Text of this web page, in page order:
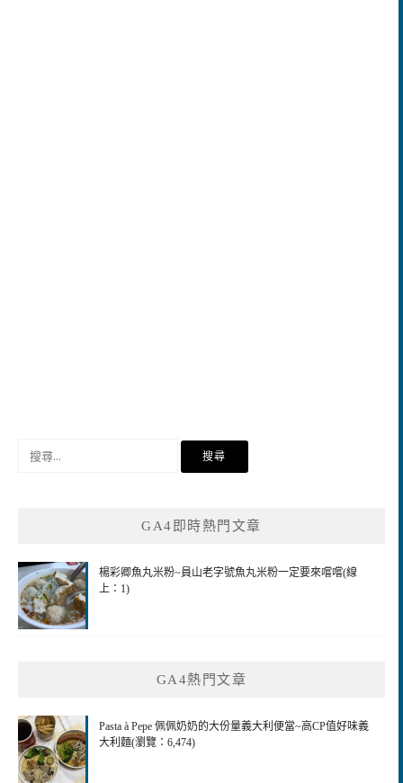
GA4即時熱門文章
楊彩卿魚丸米粉~員山老字號魚丸米粉一定要來嚐嚐(線
上：1)
GA4熱門文章
Pasta à Pepe 佩佩奶奶的大份量義大利便當~高CP值好味義
大利麵(瀏覽：6,474)